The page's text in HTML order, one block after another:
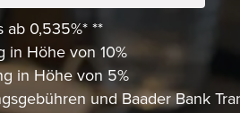
ab 0,535%* **
in Höhe von 10%
in Höhe von 5%
und Baader Bank